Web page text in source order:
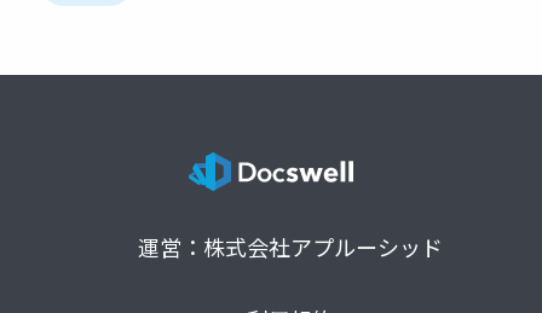
運営：株式会社アプルーシッド